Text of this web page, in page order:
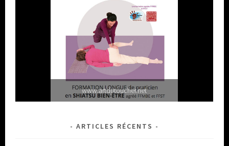
www.artdutoucher.net
ARTICLES RÉCENTS